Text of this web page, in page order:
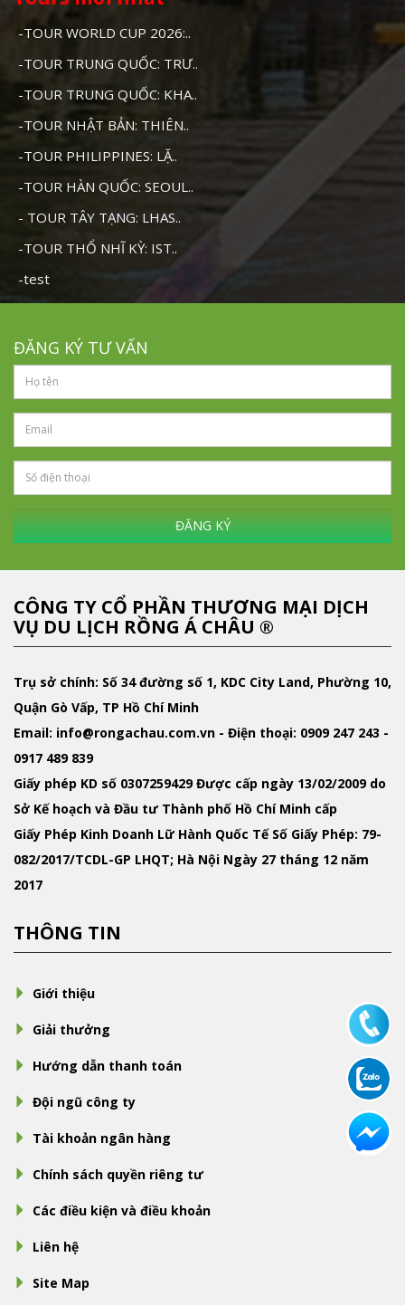
-TOUR WORLD CUP 2026:..
-TOUR TRUNG QUỐC: TRƯ..
-TOUR TRUNG QUỐC: KHA..
-TOUR NHẬT BẢN: THIÊN..
-TOUR PHILIPPINES: LẶ..
-TOUR HÀN QUỐC: SEOUL..
- TOUR TÂY TẠNG: LHAS..
-TOUR THỔ NHĨ KỲ: IST..
-test
ĐĂNG KÝ TƯ VẤN
ĐĂNG KÝ
CÔNG TY CỔ PHẦN THƯƠNG MẠI DỊCH
VỤ DU LỊCH RỒNG Á CHÂU ®
Trụ sở chính: Số 34 đường số 1, KDC City Land, Phường 10,
Quận Gò Vấp, TP Hồ Chí Minh
Email: info@rongachau.com.vn - Điện thoại: 0909 247 243 -
0917 489 839
Giấy phép KD số 0307259429 Được cấp ngày 13/02/2009 do
Sở Kế hoạch và Đầu tư Thành phố Hồ Chí Minh cấp
Giấy Phép Kinh Doanh Lữ Hành Quốc TếSố Giấy Phép: 79-
082/2017/TCDL-GP LHQT; Hà Nội Ngày 27 tháng 12 năm
2017
THÔNG TIN
Giới thiệu
Giải thưởng
Hướng dẫn thanh toán
Đội ngũ công ty
Tài khoản ngân hàng
Chính sách quyền riêng tư
Các điều kiện và điều khoản
Liên hệ
Site Map